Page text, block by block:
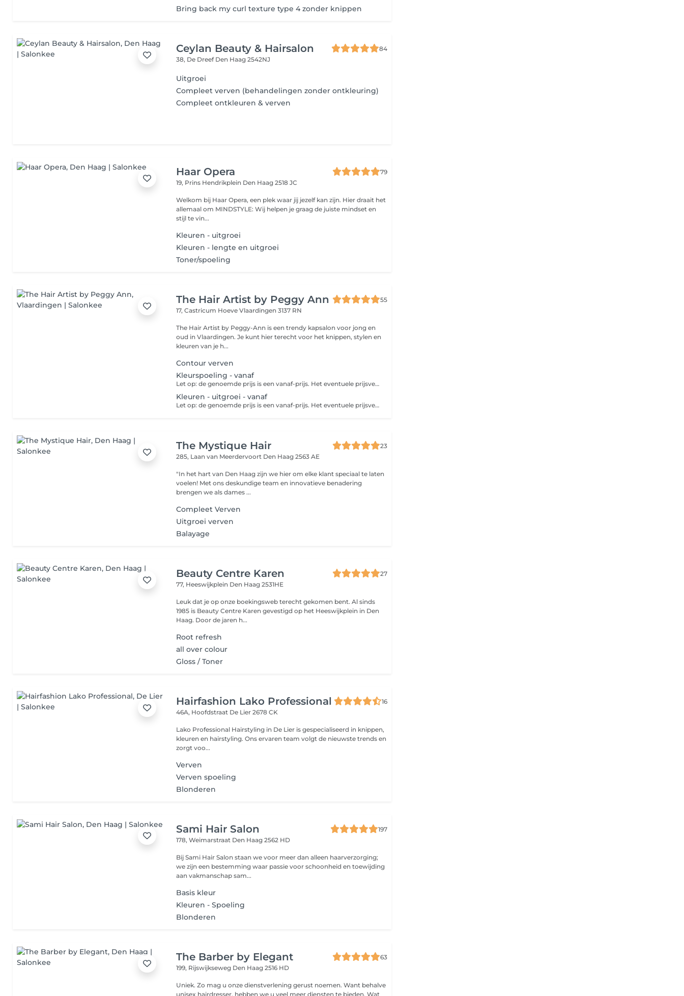
Bring back my curl texture type 4 zonder knippen
Ceylan Beauty & Hairsalon
84
38, De Dreef Den Haag 2542NJ
Uitgroei
Compleet verven (behandelingen zonder ontkleuring)
Compleet ontkleuren & verven
Haar Opera
79
19, Prins Hendrikplein Den Haag 2518 JC
Welkom bij Haar Opera, een plek waar jij jezelf kan zijn. Hier draait het
allemaal om MINDSTYLE: Wij helpen je graag de juiste mindset en
stijl te vin...
Kleuren - uitgroei
Kleuren - lengte en uitgroei
Toner/spoeling
The Hair Artist by Peggy Ann
55
17, Castricum HoeveVlaardingen 3137 RN
The Hair Artist by Peggy-Ann is een trendy kapsalon voor jong en
oud in Vlaardingen. Je kunt hier terecht voor het knippen, stylen en
kleuren van je h...
Contour verven
Kleurspoeling - vanaf
Let op: de genoemde prijs is een vanaf-prijs. Het eventuele prijsverschil wordt verrekend in de salon. Mocht je haar ver over de schouders vallen, dan geldt er een toeslag van 25% Bij een kleurspoeling wordt er een kleur in je haar gebracht die niet blijvend is. Je wast deze er geleidelijk weer uit. Je kunt alleen een kleurspoeling nemen in je eigen haarkleur of donkerder. Je kunt dus niet als je bruin haar hebt, er een blonde kleurspoeling overheen doen. Dit kan alleen als je eerst je haar helemaal ontkleurt of gaat blonderen. In een kleurspoeling zit geen waterstofperoxide waardoor het minder schadelijk voor je haar is dan verf. Na een spoeling ziet je haar er gezond uit en glanst het mooi.
Kleuren - uitgroei - vanaf
Let op: de genoemde prijs is een vanaf-prijs. Het eventuele prijsverschil wordt verrekend in de salon. Mocht je haar ver over de schouders vallen, dan geldt er een toeslag van 25%
The Mystique Hair
23
285, Laan van Meerdervoort Den Haag 2563 AE
"In het hart van Den Haag zijn we hier om elke klant speciaal te laten
voelen! Met ons deskundige team en innovatieve benadering
brengen we als dames ...
Compleet Verven
Uitgroei verven
Balayage
Beauty Centre Karen
27
77, Heeswijkplein Den Haag 2531HE
Leuk dat je op onze boekingsweb terecht gekomen bent. Al sinds
1985 is Beauty Centre Karen gevestigd op het Heeswijkplein in Den
Haag. Door de jaren h...
Root refresh
all over colour
Gloss / Toner
Hairfashion Lako Professional
16
46A, Hoofdstraat De Lier 2678 CK
Lako Professional Hairstyling in De Lier is gespecialiseerd in knippen,
kleuren en hairstyling. Ons ervaren team volgt de nieuwste trends en
zorgt voo...
Verven
Verven spoeling
Blonderen
Sami Hair Salon
197
178, Weimarstraat Den Haag 2562 HD
Bij Sami Hair Salon staan we voor meer dan alleen haarverzorging;
we zijn een bestemming waar passie voor schoonheid en toewijding
aan vakmanschap sam...
Basis kleur
Kleuren - Spoeling
Blonderen
The Barber by Elegant
63
199, Rijswijkseweg Den Haag 2516 HD
Uniek. Zo mag u onze dienstverlening gerust noemen. Want behalve
unisex hairdresser, hebben we u veel meer diensten te bieden. Wat